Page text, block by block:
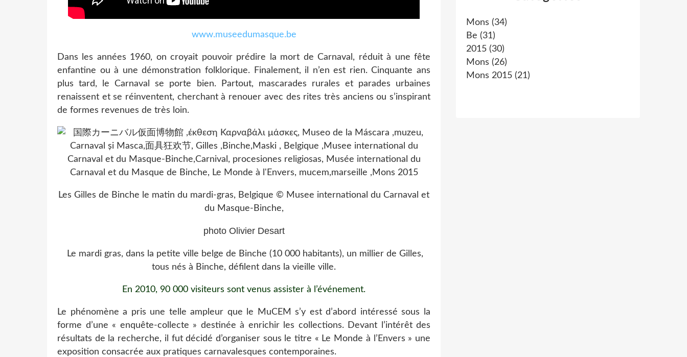
www.museedumasque.be
Dans les années 1960, on croyait pouvoir prédire la mort de Carnaval, réduit à une fête
enfantine ou à une démonstration folklorique. Finalement, il n’en est rien. Cinquante ans
plus tard, le Carnaval se porte bien. Partout, mascarades rurales et parades urbaines
renaissent et se réinventent, cherchant à renouer avec des rites très anciens ou s’inspirant
de formes revenues de très loin.
Les Gilles de Binche le matin du mardi-gras, Belgique © Musee international du Carnaval et
du Masque-Binche,
photo Olivier Desart
Le mardi gras, dans la petite ville belge de Binche (10 000 habitants), un millier de Gilles,
tous nés à Binche, défilent dans la vieille ville.
En 2010, 90 000 visiteurs sont venus assister à l’événement.
Le phénomène a pris une telle ampleur que le MuCEM s’y est d’abord intéressé sous la
forme d’une « enquête-collecte » destinée à enrichir les collections. Devant l’intérêt des
résultats de la recherche, il fut décidé d’organiser sous le titre « Le Monde à l’Envers » une
exposition consacrée aux pratiques carnavalesques contemporaines.
Mons (34)
Be (31)
2015 (30)
Mons (26)
Mons 2015 (21)